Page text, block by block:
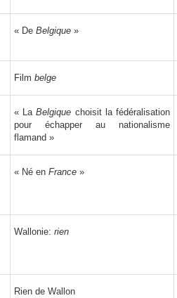
« DeBelgique»
Filmbelge
« LaBelgique choisit la fédéralisation
pour échapper au nationalisme
flamand »
« Né enFrance»
Wallonie:rien
Rien de Wallon